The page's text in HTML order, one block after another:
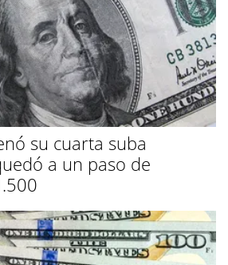
su cuarta suba
a un paso de